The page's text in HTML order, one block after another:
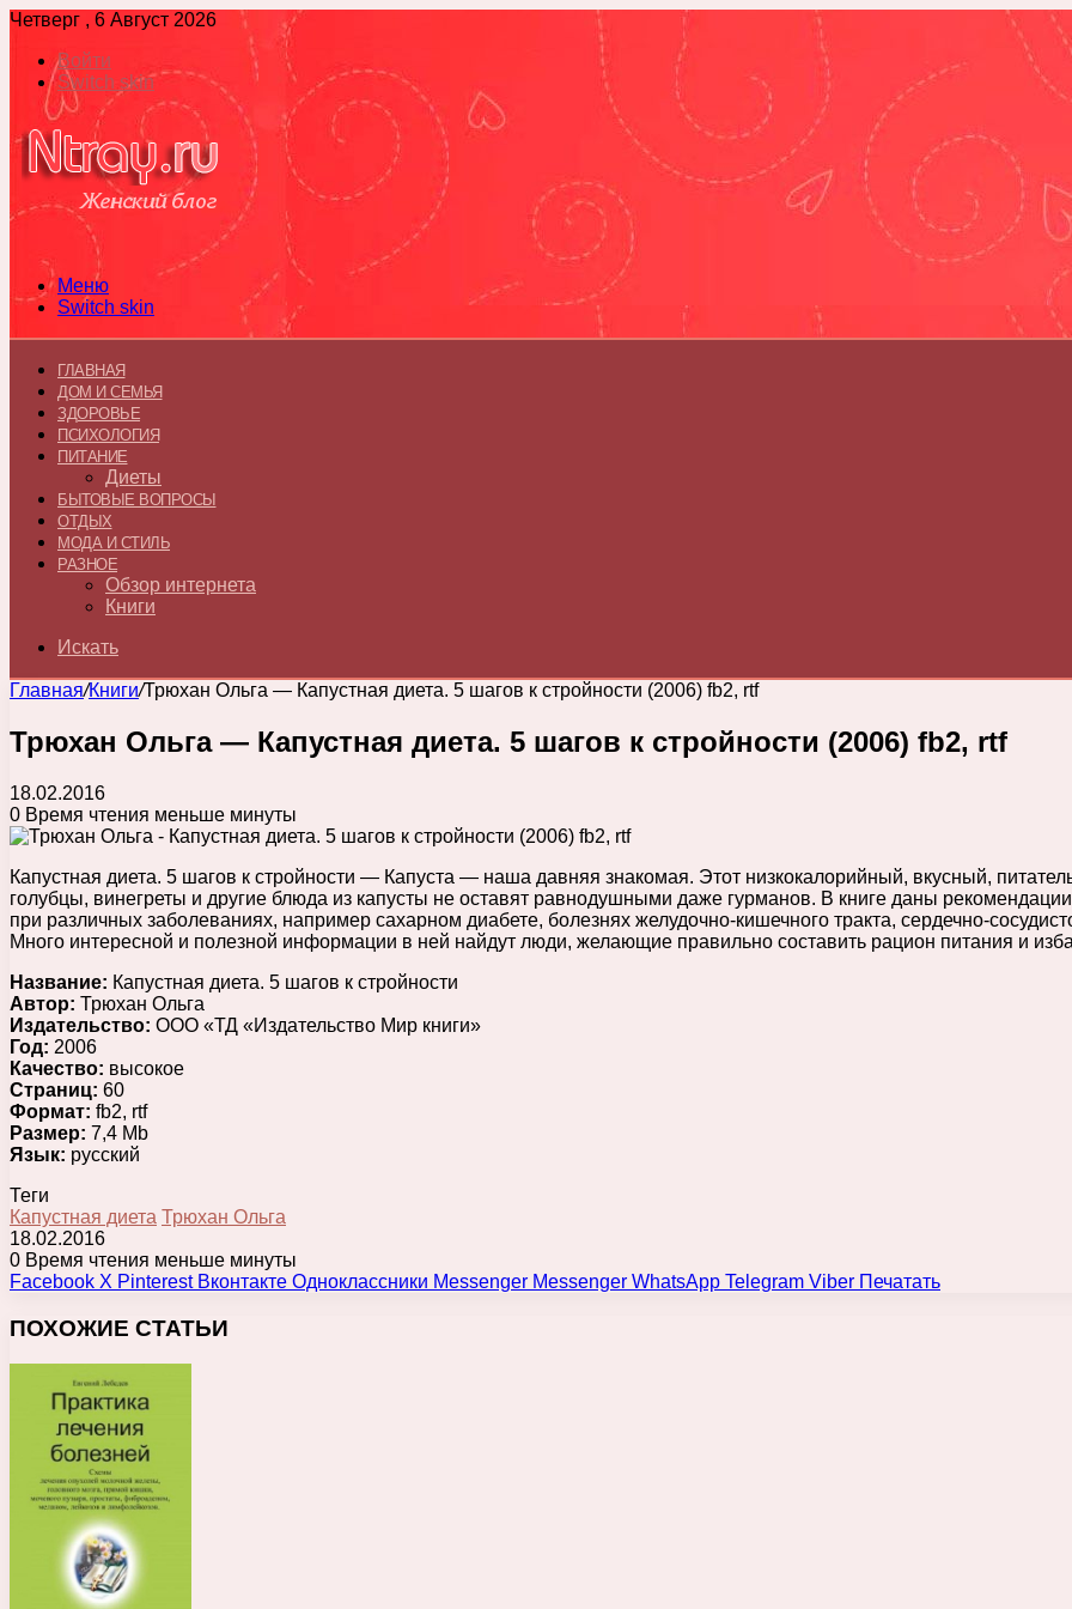
Четверг , 6 Август 2026
Войти
Switch skin
Меню
Switch skin
ГЛАВНАЯ
ДОМ И СЕМЬЯ
ЗДОРОВЬЕ
ПСИХОЛОГИЯ
ПИТАНИЕ
Диеты
БЫТОВЫЕ ВОПРОСЫ
ОТДЫХ
МОДА И СТИЛЬ
РАЗНОЕ
Обзор интернета
Книги
Искать
Главная/Книги/Трюхан Ольга — Капустная диета. 5 шагов к стройности (2006) fb2, rtf
Трюхан Ольга — Капустная диета. 5 шагов к стройности (2006) fb2, rtf
18.02.2016
0 Время чтения меньше минуты
Капустная диета. 5 шагов к стройности — Капуста — наша давняя знакомая. Этот низкокалорийный, вкусный,
голубцы, винегреты и другие блюда из капусты не оставят равнодушными даже гурманов. В книге даны
при различных заболеваниях, например сахарном диабете, болезнях желудочно-кишечного тракта, сердечно-
Много интересной и полезной информации в ней найдут люди, желающие правильно составить рацион питания и
Название: Капустная диета. 5 шагов к стройности
Автор: Трюхан Ольга
Издательство: ООО «ТД «Издательство Мир книги»
Год: 2006
Качество: высокое
Страниц: 60
Формат: fb2, rtf
Размер: 7,4 Mb
Язык: русский
Теги
Капустная диета Трюхан Ольга
18.02.2016
0 Время чтения меньше минуты
Facebook X Pinterest Вконтакте Одноклассники Messenger Messenger WhatsApp Telegram Viber Печатать
ПОХОЖИЕ СТАТЬИ